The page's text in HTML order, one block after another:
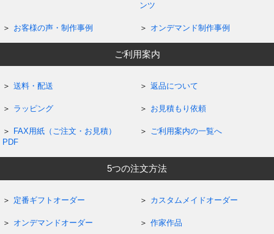
ンツ
お客様の声・制作事例 オンデマンド制作事例
ご利用案内
送料・配送 返品について
ラッピング お見積もり依頼
FAX用紙（ご注文・お見積）
PDF
ご利用案内の一覧へ
5つの注文方法
定番ギフトオーダー カスタムメイドオーダー
オンデマンドオーダー 作家作品